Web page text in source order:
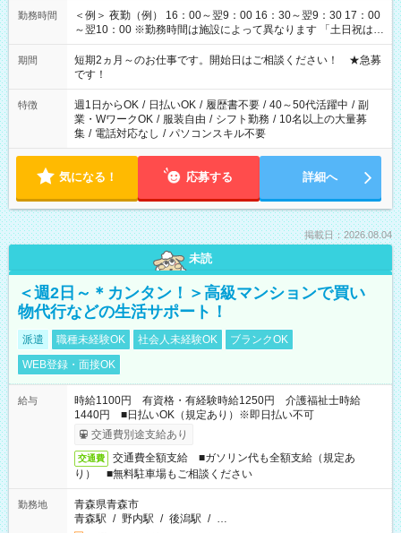
勤務時間
＜例＞ 夜勤（例） 16：00～翌9：00 16：30～翌9：30 17：00
～翌10：00 ※勤務時間は施設によって異なります 「土日祝は休
みたい」 「しっかり稼ぎたい」 「もう少し遅い時間から始めた
い」など ご希望にあったお仕事をご案内いたします。 ※未経験
の方の場合は1～2ヶ月間は日中での仕事を経験いただき、 お
仕事に慣れてからの夜勤になります。 ★家庭の都合でお休みが
必要な場合も遠慮なくご相談ください。
期間
短期2ヵ月～のお仕事です。開始日はご相談ください！ ★急募
です！
特徴 週1日からOK / 日払いOK / 履歴書不要 / 40～50代活躍中 / 副
業・WワークOK / 服装自由 / シフト勤務 / 10名以上の大量募
集 / 電話対応なし / パソコンスキル不要
気になる！ 応募する 詳細へ
掲載日：2026.08.04
未読
＜週2日～＊カンタン！＞高級マンションで買い
物代行などの生活サポート！
派遣 職種未経験OK 社会人未経験OK
ブランクOK
WEB登録・面接OK
給与
時給1100円 有資格・有経験時給1250円 介護福祉士時給
1440円 ■日払いOK（規定あり）※即日払い不可
交通費別途支給あり
交通費
交通費全額支給 ■ガソリン代も全額支給（規定あ
り） ■無料駐車場もご相談ください
勤務地
青森県青森市
青森駅 / 野内駅 / 後潟駅 / …